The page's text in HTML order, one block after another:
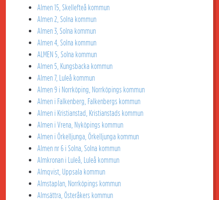
Almen 15, Skellefteå kommun
Almen 2, Solna kommun
Almen 3, Solna kommun
Almen 4, Solna kommun
ALMEN 5, Solna kommun
Almen 5, Kungsbacka kommun
Almen 7, Luleå kommun
Almen 9 i Norrköping, Norrköpings kommun
Almen i Falkenberg, Falkenbergs kommun
Almen i Kristianstad, Kristianstads kommun
Almen i Vrena, Nyköpings kommun
Almen i Örkelljunga, Örkelljunga kommun
Almen nr 6 i Solna, Solna kommun
Almkronan i Luleå, Luleå kommun
Almqvist, Uppsala kommun
Almstaplan, Norrköpings kommun
Almsättra, Österåkers kommun